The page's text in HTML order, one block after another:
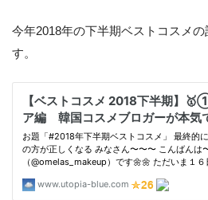
今年2018年の下半期ベストコスメ
す。